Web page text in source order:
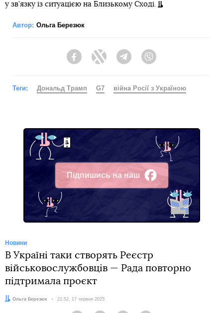
у зв’язку із ситуацією на Близькому Сході.
Автор: Ольга Березюк
FacebookTwitter Telegram
Теги: Дональд Трамп G7 війна Росії з Україною
Підпишись на наш
Facebook
Новини
В Україні таки створять Реєстр
військовослужбовців — Рада повторно
підтримала проєкт
Автор:
Ольга Березюк Дата:
21:52, 17 червня 2025